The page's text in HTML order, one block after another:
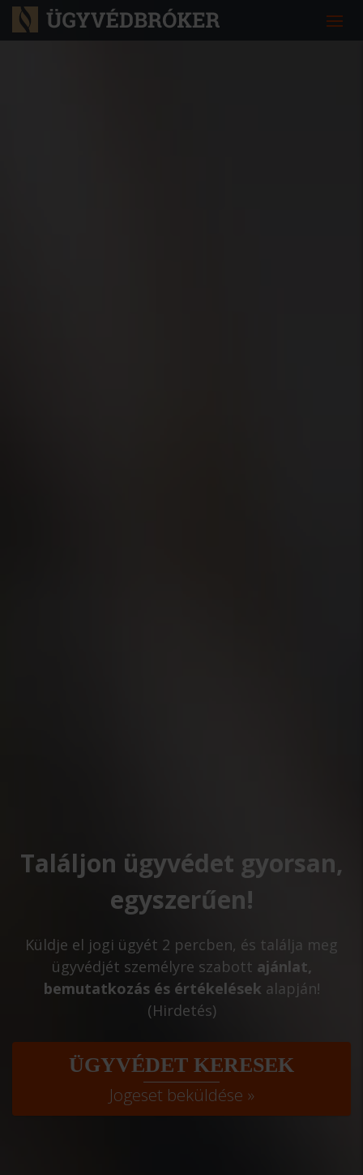
Találjon ügyvédet gyorsan,
egyszerűen!
Küldje el jogi ügyét 2 percben, és találja meg
ügyvédjét személyre szabott ajánlat,
bemutatkozás és értékelések alapján!
(Hirdetés)
ÜGYVÉDET KERESEK
Jogeset beküldése »